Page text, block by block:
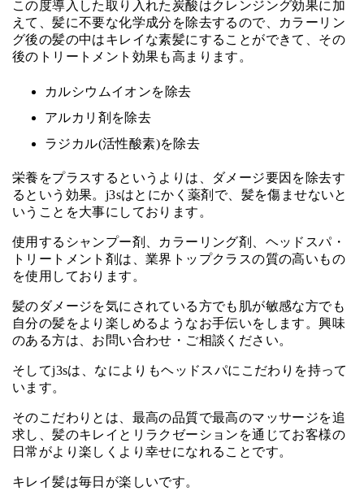
この度導入した取り入れた炭酸はクレンジング効果に加
えて、髪に不要な化学成分を除去するので、カラーリン
グ後の髪の中はキレイな素髪にすることができて、その
後のトリートメント効果も高まります。
カルシウムイオンを除去
アルカリ剤を除去
ラジカル(活性酸素)を除去
栄養をプラスするというよりは、ダメージ要因を除去す
るという効果。j3sはとにかく薬剤で、髪を傷ませないと
いうことを大事にしております。
使用するシャンプー剤、カラーリング剤、ヘッドスパ・
トリートメント剤は、業界トップクラスの質の高いもの
を使用しております。
髪のダメージを気にされている方でも肌が敏感な方でも
自分の髪をより楽しめるようなお手伝いをします。興味
のある方は、お問い合わせ・ご相談ください。
そしてj3sは、なによりもヘッドスパにこだわりを持って
います。
そのこだわりとは、最高の品質で最高のマッサージを追
求し、髪のキレイとリラクゼーションを通じてお客様の
日常がより楽しくより幸せになれることです。
キレイ髪は毎日が楽しいです。